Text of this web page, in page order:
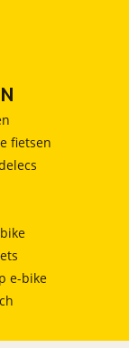
fietsen
e-bike